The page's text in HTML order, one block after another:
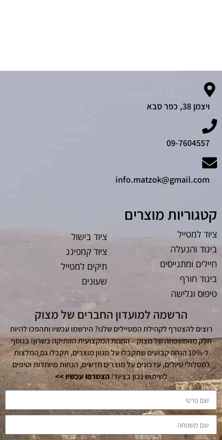
ויצמן 38, כפר סבא
09-7604557
info.matzok@gmail.com
קטגוריות מוצרים
ציוד למטייל
ביגוד והנעלה
חיילים ומתגייסים
ביגוד חורף
טיפוס וגלישה
ציוד בישול
ציוד קמפינג
תיקים למטייל
שעונים
הרשמה למועדון החברים של מצוק
רוצים להצטרף לקהילת המטיילים שלנו? הירשמו עכשיו ותהפכו להיות
חלק מהמשפחה של מצוק – החנות המקצועית הוותיקה בשרון! בנוסף
ל-10% הנחה קבועים שתקבלו על מגוון מוצרים, תקבלו גם המלצות
למסלולי טיולים, עדכונים על מוצרים חדשים, הנחות מיוחדות וטיפים
לשימוש נכון בציוד!הצטרפו עכשיו >>